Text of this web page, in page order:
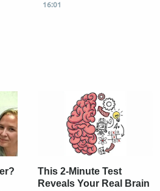
16:01
This 2-Minute Test
Reveals Your Real Brain